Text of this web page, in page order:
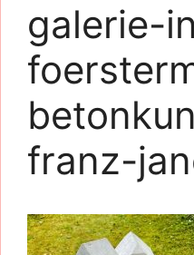
galerie-
franz-